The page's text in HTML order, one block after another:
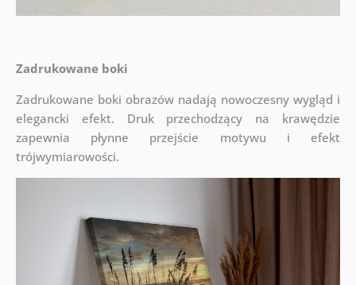
Zadrukowane boki
Zadrukowane boki obrazów nadają nowoczesny wygląd i
elegancki efekt. Druk przechodzący na krawędzie
zapewnia płynne przejście motywu i efekt
trójwymiarowości.